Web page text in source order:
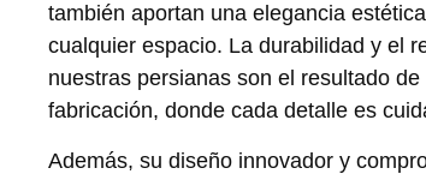
también aportan unaelegancia estética
cualquier espacio. La durabilidad y el
nuestras persianas son el resultado
fabricación, donde cada detalle es
Además, su diseño innovador y